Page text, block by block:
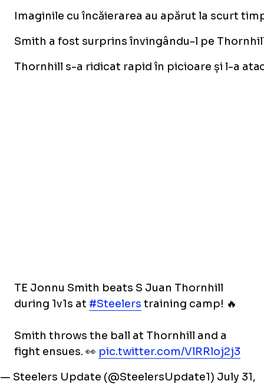
Imaginile cu încăierarea au apărut la scurt
Smith a fost surprins învingându-l pe
Thornhill s-a ridicat rapid în picioare și l-a
TE Jonnu Smith beats S Juan Thornhill
during 1v1s at #Steelers training camp! 🔥
Smith throws the ball at Thornhill and a
fight ensues. 👀 pic.twitter.com/VlRRloj2j3
— Steelers Update (@SteelersUpdate1) July 31,